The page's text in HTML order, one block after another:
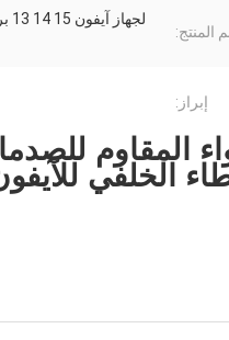
المنتج:
إبراز:
15 14 13 برو ماكس غلاف هاتف